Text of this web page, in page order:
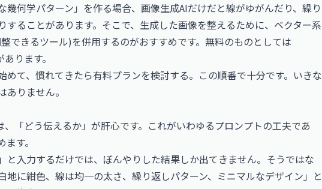
幾何学パターン」を作る場合、画像生成AIだけだと線がゆがんだり、繰り
することがあります。そこで、生成した画像を整えるために、ベクター系
できるツール)を併用するのがおすすめです。無料のものとしては
ります。
めて、慣れてきたら有料プランを検討する。この順番で十分です。いきな
りません。
「どう伝えるか」が肝心です。これがいわゆるプロンプトの工夫であ
す。
と入力するだけでは、ぼんやりした結果しか出てきません。そうではな
地に紺色、線は均一の太さ、繰り返しパターン、ミニマルなデザイン」と